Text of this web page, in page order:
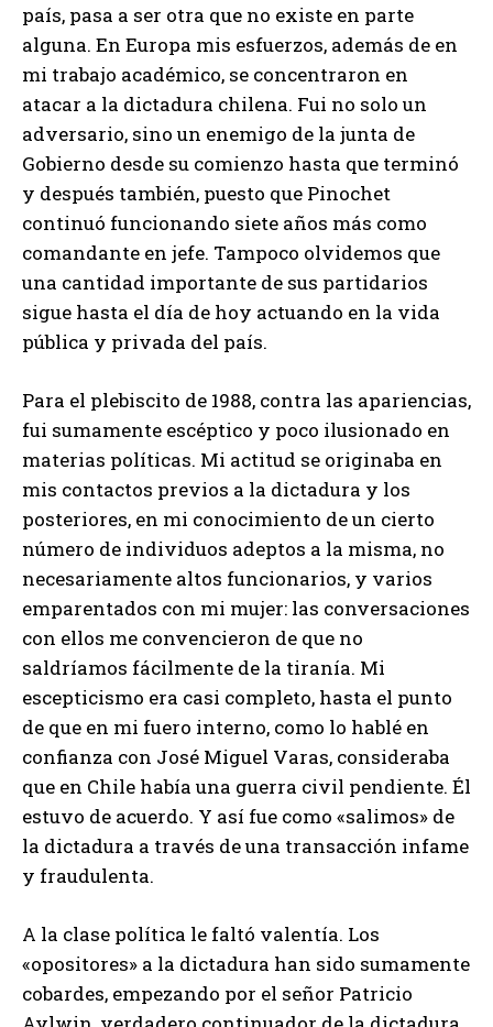
país, pasa a ser otra que no existe en parte
alguna. En Europa mis esfuerzos, además de en
mi trabajo académico, se concentraron en
atacar a la dictadura chilena. Fui no solo un
adversario, sino un enemigo de la junta de
Gobierno desde su comienzo hasta que terminó
y después también, puesto que Pinochet
continuó funcionando siete años más como
comandante en jefe. Tampoco olvidemos que
una cantidad importante de sus partidarios
sigue hasta el día de hoy actuando en la vida
pública y privada del país.
Para el plebiscito de 1988, contra las apariencias,
fui sumamente escéptico y poco ilusionado en
materias políticas. Mi actitud se originaba en
mis contactos previos a la dictadura y los
posteriores, en mi conocimiento de un cierto
número de individuos adeptos a la misma, no
necesariamente altos funcionarios, y varios
emparentados con mi mujer: las conversaciones
con ellos me convencieron de que no
saldríamos fácilmente de la tiranía. Mi
escepticismo era casi completo, hasta el punto
de que en mi fuero interno, como lo hablé en
confianza con José Miguel Varas, consideraba
que en Chile había una guerra civil pendiente. Él
estuvo de acuerdo. Y así fue como «salimos» de
la dictadura a través de una transacción infame
y fraudulenta.
A la clase política le faltó valentía. Los
«opositores» a la dictadura han sido sumamente
cobardes, empezando por el señor Patricio